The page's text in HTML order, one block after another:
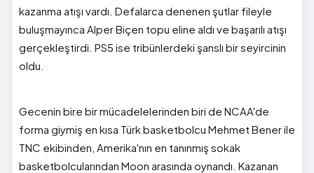
kazanma atışı vardı. Defalarca denenen şutlar fileyle
buluşmayınca Alper Biçen topu eline aldı ve başarılı atışı
gerçekleştirdi. PS5 ise tribünlerdeki şanslı bir seyircinin
oldu.
Gecenin bire bir mücadelelerinden biri de NCAA'de
forma giymiş en kısa Türk basketbolcu Mehmet Bener ile
TNC ekibinden, Amerika'nın en tanınmış sokak
basketbolcularından Moon arasında oynandı. Kazanan